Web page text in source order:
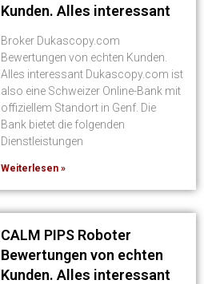
Kunden. Alles interessant
Broker Dukascopy.com
Bewertungen von echten Kunden.
Alles interessant Dukascopy.com ist
also eine Schweizer Online-Bank mit
offiziellem Standort in Genf. Die
Bank bietet die folgenden
Dienstleistungen
Weiterlesen »
CALM PIPS Roboter
Bewertungen von echten
Kunden. Alles interessant